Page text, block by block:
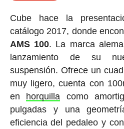
Cube hace la
catálogo 2017, donde
AMS 100. La marca
lanzamiento de su
suspensión. Ofrece un
muy ligero, cuenta con
en horquilla como
pulgadas y una
eficiencia del pedaleo y